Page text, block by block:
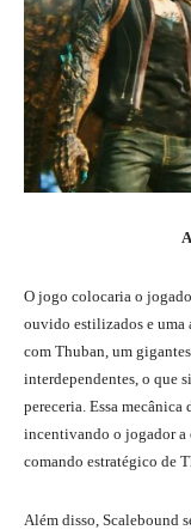
O jogo colocaria o
ouvido estilizados e uma
com Thuban, um
interdependentes, o que
pereceria. Essa
incentivando o jogador a
comando estratégico de
Além disso, Scalebound